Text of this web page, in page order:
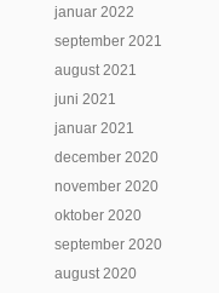
januar 2022
september 2021
august 2021
juni 2021
januar 2021
december 2020
november 2020
oktober 2020
september 2020
august 2020